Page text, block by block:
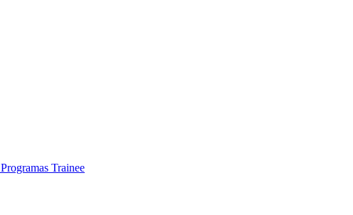
Programas Trainee